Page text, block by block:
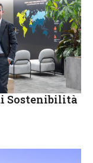
Sostenibilità